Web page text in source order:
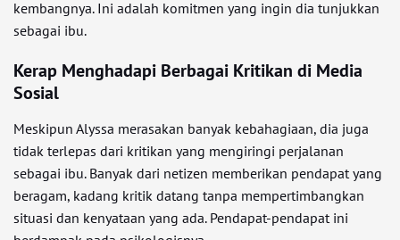
kembangnya. Ini adalah komitmen yang ingin dia tunjukkan
sebagai ibu.
Kerap Menghadapi Berbagai Kritikan di Media
Sosial
Meskipun Alyssa merasakan banyak kebahagiaan, dia juga
tidak terlepas dari kritikan yang mengiringi perjalanan
sebagai ibu. Banyak dari netizen memberikan pendapat yang
beragam, kadang kritik datang tanpa mempertimbangkan
situasi dan kenyataan yang ada. Pendapat-pendapat ini